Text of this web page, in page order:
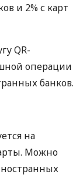
и 2% с карт
QR-
операции
банков.
на
Можно